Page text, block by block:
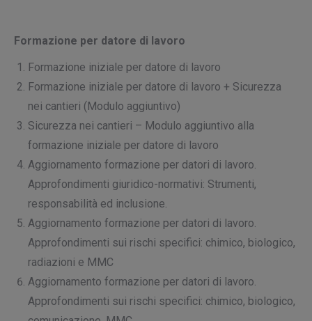
Formazione per datore di lavoro
Formazione iniziale per datore di lavoro
Formazione iniziale per datore di lavoro + Sicurezza
nei cantieri (Modulo aggiuntivo)
Sicurezza nei cantieri – Modulo aggiuntivo alla
formazione iniziale per datore di lavoro
Aggiornamento formazione per datori di lavoro.
Approfondimenti giuridico-normativi: Strumenti,
responsabilità ed inclusione.
Aggiornamento formazione per datori di lavoro.
Approfondimenti sui rischi specifici: chimico, biologico,
radiazioni e MMC
Aggiornamento formazione per datori di lavoro.
Approfondimenti sui rischi specifici: chimico, biologico,